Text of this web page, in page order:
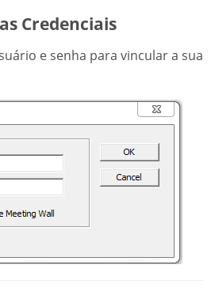
Credenciais
e senha para vincular a sua